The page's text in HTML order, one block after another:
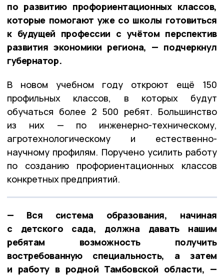
по развитию профориентационных классов,
которые помогают уже со школы готовиться
к будущей профессии с учётом перспектив
развития экономики региона, — подчеркнул
губернатор.
В новом учебном году откроют ещё 150
профильных классов, в которых будут
обучаться более 2 500 ребят. Большинство
из них — по инженерно-техническому,
агротехнологическому и естественно-
научному профилям. Поручено усилить работу
по созданию профориентационных классов
конкретных предприятий.
— Вся система образования, начиная
с детского сада, должна давать нашим
ребятам возможность получить
востребованную специальность, а затем
и работу в родной Тамбовской области, —